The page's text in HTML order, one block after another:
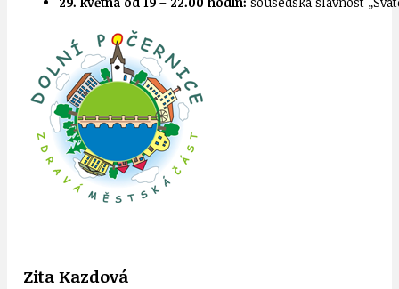
Zita Kazdová